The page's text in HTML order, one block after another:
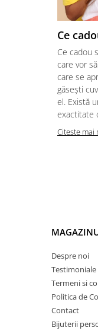
Ce
Ce cadou
care vor
care se
găsești
el. Există
exactitate
Citeste mai
Despre noi
Testimoniale
Termeni si
Politica de
Contact
Bijuterii